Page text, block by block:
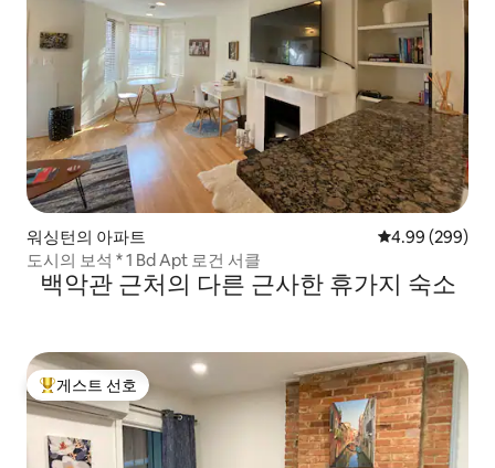
워싱턴의 아파트 평점 4.99점(5
4.99 (299)
도시의 보석 * 1 Bd Apt 로건 서클
백악관 근처의 다른 근사한 휴가지 숙소
상위 게스트 선호
게스트 선호